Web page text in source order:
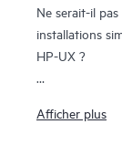
Ne serait-il
installations
HP-UX ?
gagnant des
Afficher plus